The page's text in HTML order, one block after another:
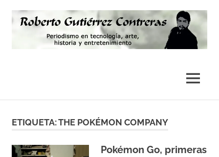
contenido
MENÚ
ETIQUETA:THE POKÉMON COMPANY
Pokémon Go, primeras